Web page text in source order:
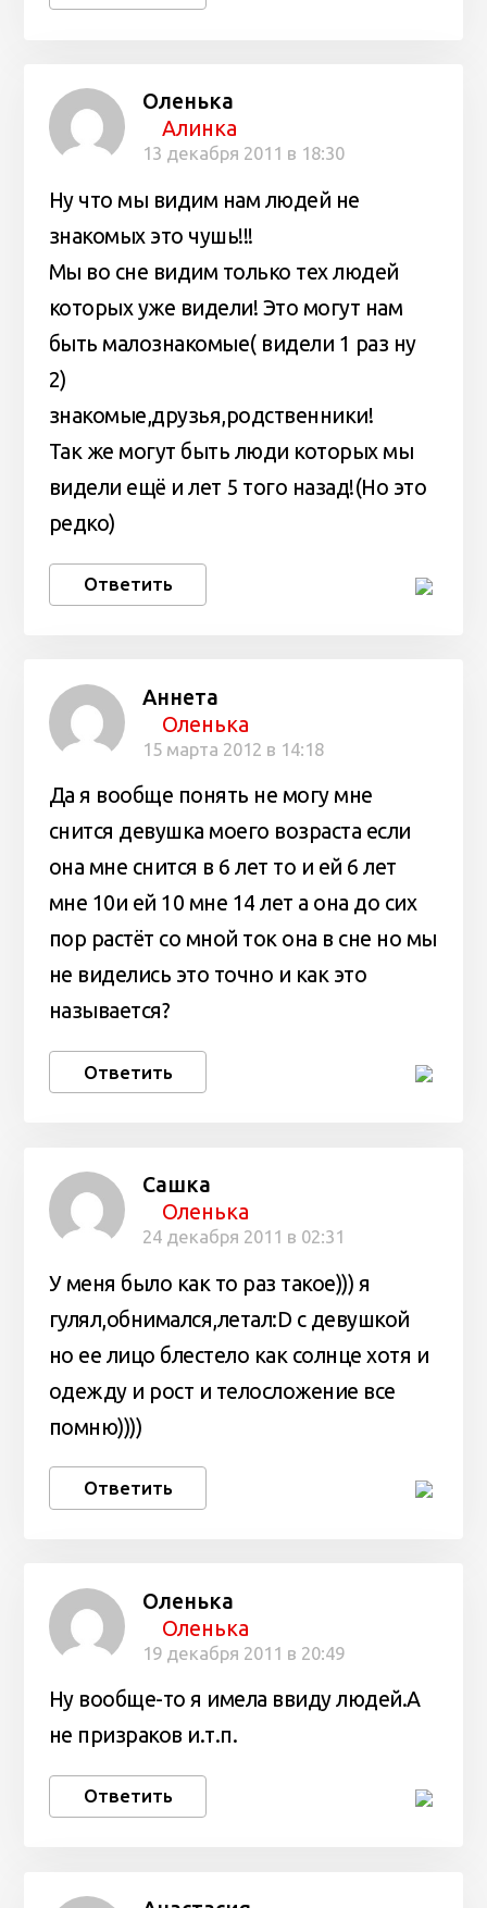
Оленька
Алинка
13 декабря 2011 в 18:30
Ну что мы видим нам людей не
знакомых это чушь!!!
Мы во сне видим только тех людей
которых уже видели! Это могут нам
быть малознакомые( видели 1 раз ну
2)
знакомые,друзья,родственники!
Так же могут быть люди которых мы
видели ещё и лет 5 того назад!(Но это
редко)
Ответить
Аннета
Оленька
15 марта 2012 в 14:18
Да я вообще понять не могу мне
снится девушка моего возраста если
она мне снится в 6 лет то и ей 6 лет
мне 10и ей 10 мне 14 лет а она до сих
пор растёт со мной ток она в сне но мы
не виделись это точно и как это
называется?
Ответить
Сашка
Оленька
24 декабря 2011 в 02:31
У меня было как то раз такое))) я
гулял,обнимался,летал:D с девушкой
но ее лицо блестело как солнце хотя и
одежду и рост и телосложение все
помню))))
Ответить
Оленька
Оленька
19 декабря 2011 в 20:49
Ну вообще-то я имела ввиду людей.А
не призраков и.т.п.
Ответить